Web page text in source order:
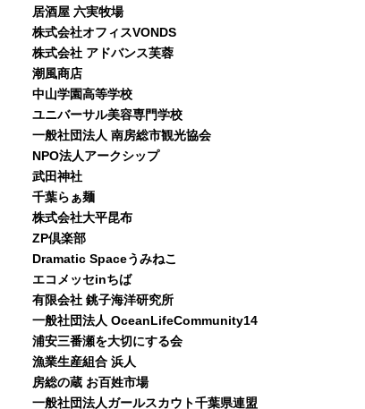
居酒屋 六実牧場
株式会社オフィスVONDS
株式会社 アドバンス芙蓉
潮風商店
中山学園高等学校
ユニバーサル美容専門学校
一般社団法人 南房総市観光協会
NPO法人アークシップ
武田神社
千葉らぁ麺
株式会社大平昆布
ZP倶楽部
Dramatic Spaceうみねこ
エコメッセinちば
有限会社 銚子海洋研究所
一般社団法人 OceanLifeCommunity14
浦安三番瀬を大切にする会
漁業生産組合 浜人
房総の蔵 お百姓市場
一般社団法人ガールスカウト千葉県連盟